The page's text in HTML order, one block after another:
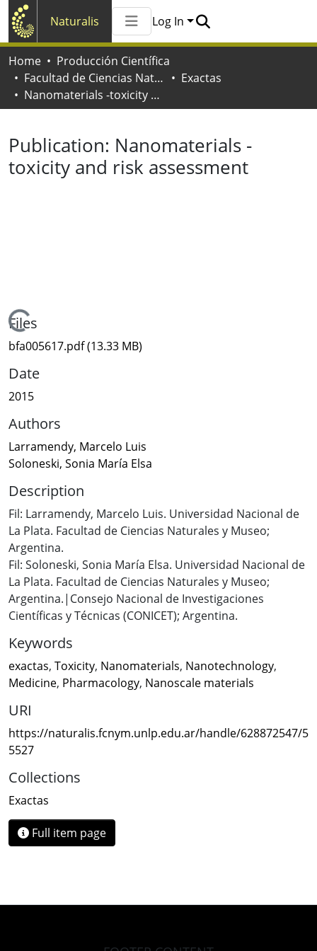
Naturalis
All of Naturalis
Log In
Home
Producción Científica
Facultad de Ciencias Naturales y Museo
Exactas
Nanomaterials -toxicity and risk assessment
Publication: Nanomaterials -
toxicity and risk assessment
Loading...
Files
bfa005617.pdf(13.33 MB)
Date
2015
Authors
Larramendy, Marcelo Luis
Soloneski, Sonia María Elsa
Description
Fil: Larramendy, Marcelo Luis. Universidad Nacional de
La Plata. Facultad de Ciencias Naturales y Museo;
Argentina.
Fil: Soloneski, Sonia María Elsa. Universidad Nacional de
La Plata. Facultad de Ciencias Naturales y Museo;
Argentina.|Consejo Nacional de Investigaciones
Científicas y Técnicas (CONICET); Argentina.
Keywords
exactas, Toxicity, Nanomaterials, Nanotechnology,
Medicine, Pharmacology, Nanoscale materials
URI
https://naturalis.fcnym.unlp.edu.ar/handle/628872547/5
5527
Collections
Exactas
Full item page